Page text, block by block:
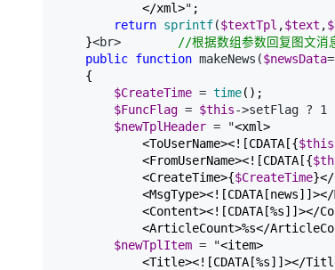
</xml>" ;
return sprintf($textTpl ,$text ,
}<br> //根据数组参数回复图文消
public function makeNews($newsData=
{
$CreateTime = time();
$FuncFlag = $this->setFlag ?
$newTplHeader = "<xml>
<ToUserName><![CDATA[{$this
<FromUserName><![CDATA[{
<CreateTime>{$CreateTime}</
<MsgType><![CDATA[news]]></
<Content><![CDATA[%s]]></
<ArticleCount>%s</
$newTplItem = "<item>
<Title><![CDATA[%s]]></